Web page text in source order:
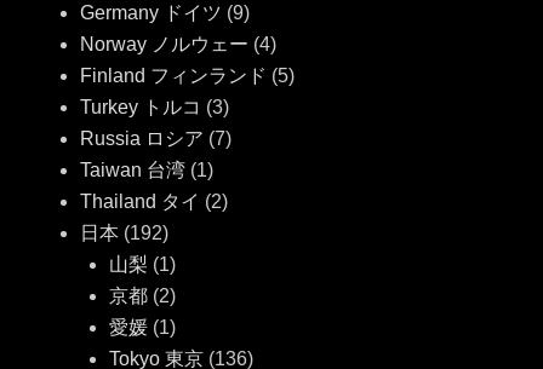
Germany ドイツ (9)
Norway ノルウェー (4)
Finland フィンランド (5)
Turkey トルコ (3)
Russia ロシア (7)
Taiwan 台湾(1)
Thailand タイ (2)
日本 (192)
山梨 (1)
京都(2)
愛媛(1)
Tokyo 東京(136)